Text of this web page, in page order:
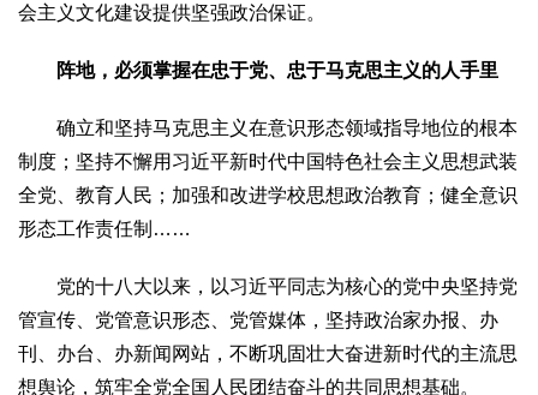
会主义文化建设提供坚强政治保证。
阵地，必须掌握在忠于党、忠于马克思主义的人手里
确立和坚持马克思主义在意识形态领域指导地位的根本
制度；坚持不懈用习近平新时代中国特色社会主义思想武装
全党、教育人民；加强和改进学校思想政治教育；健全意识
形态工作责任制……
党的十八大以来，以习近平同志为核心的党中央坚持党
管宣传、党管意识形态、党管媒体，坚持政治家办报、办
刊、办台、办新闻网站，不断巩固壮大奋进新时代的主流思
想舆论，筑牢全党全国人民团结奋斗的共同思想基础。